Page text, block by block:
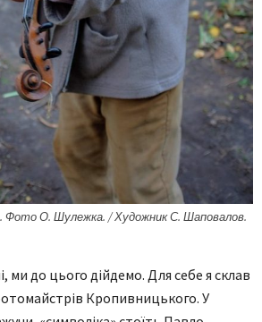
Фото О. Шулежка. / Художник С. Шаповалов.
ми до цього дійдемо. Для себе я склав
Кропивницького. У